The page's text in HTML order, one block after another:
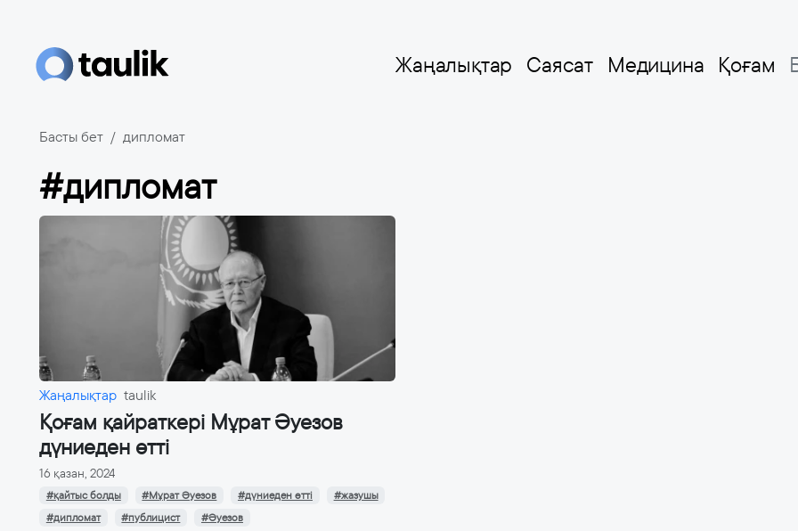
Жаңалықтар Саясат Медицина Қоғам
Басты бет дипломат
#дипломат
Жаңалықтар taulik
Қоғам қайраткері Мұрат Әуезов
дүниеден өтті
16 қазан, 2024
#қайтыс болды #Мұрат Әуезов #дүниеден өтті
#жазушы
#дипломат
#публицист #Әуезов